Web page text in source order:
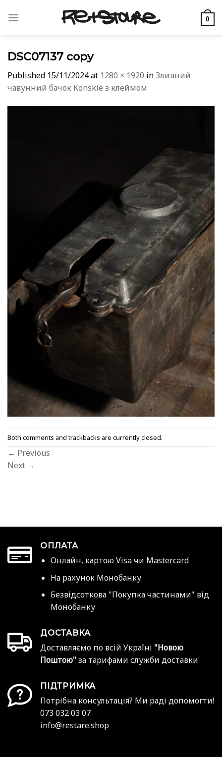
0
DSC07137 copy
Published 15/11/2024at 1280 × 1920 inЗливний
чавунний бачок Konskie з клеймом
Both comments and trackbacks are currently closed.
← Previous
Next →
ОПЛАТА
Онлайн, картою Visa чи Mastercard
На рахунок Монобанку
Безвідсоткова "Покупка частинами" від
Монобанку
ДОСТАВКА
Доставляємо по всій Україні "Новою
Поштою" за тарифами служби доставки
ПІДТРИМКА
Потрібна консультація? Ми раді допомогти!
073 032 03 07
info@restare.shop